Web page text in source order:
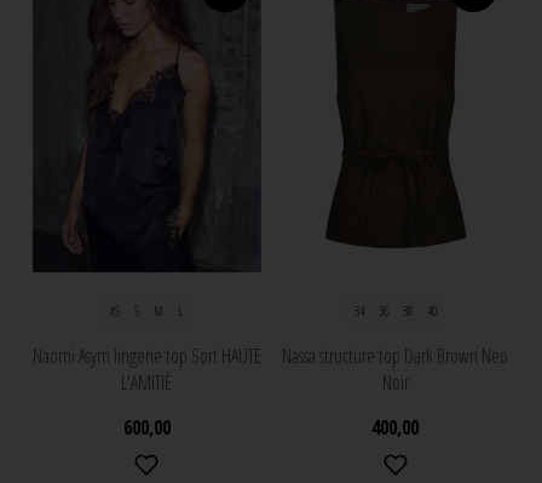
XS S M L
Naomi Asym lingerie top Sort HAUTE
L'AMITIÈ
600,00
34 36 38 40
Nassa structure top Dark Brown Neo
Noir
400,00